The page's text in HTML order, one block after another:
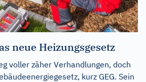
neue Heizungsgesetz
voller zäher Verhandlungen, doch
kurz GEG. Sein